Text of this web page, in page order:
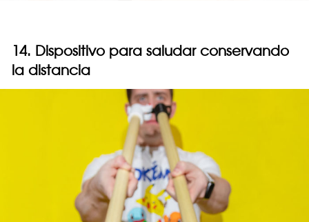
14. Dispositivo para saludar conservando
la distancia